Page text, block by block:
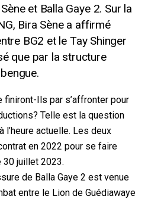
et Balla Gaye 2. Sur la
Bira Sène a affirmé
BG2 et le Tay Shinger
que par la structure
finiront-Ils par s’affronter pour
Telle est la question
l’heure actuelle. Les deux
en 2022 pour se faire
juillet 2023.
de Balla Gaye 2 est venue
entre le Lion de Guédiawaye